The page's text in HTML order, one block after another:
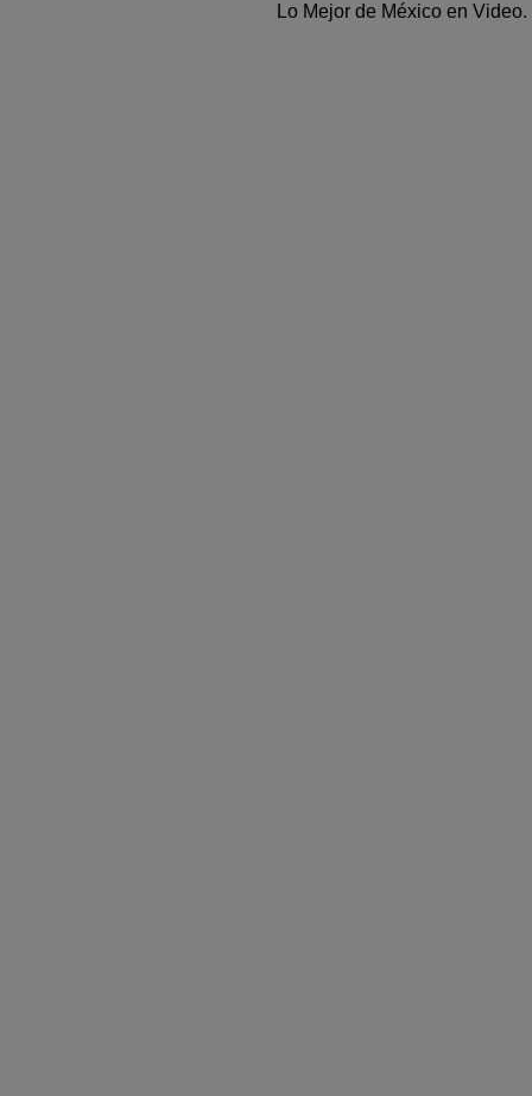
Lo Mejor de México en